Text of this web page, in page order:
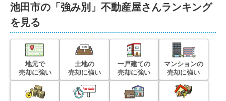
池田市の「強み別」不動産屋さんランキング
を見る
地元で
売却に強い
土地の
売却に強い
一戸建ての
売却に強い
マンションの
売却に強い